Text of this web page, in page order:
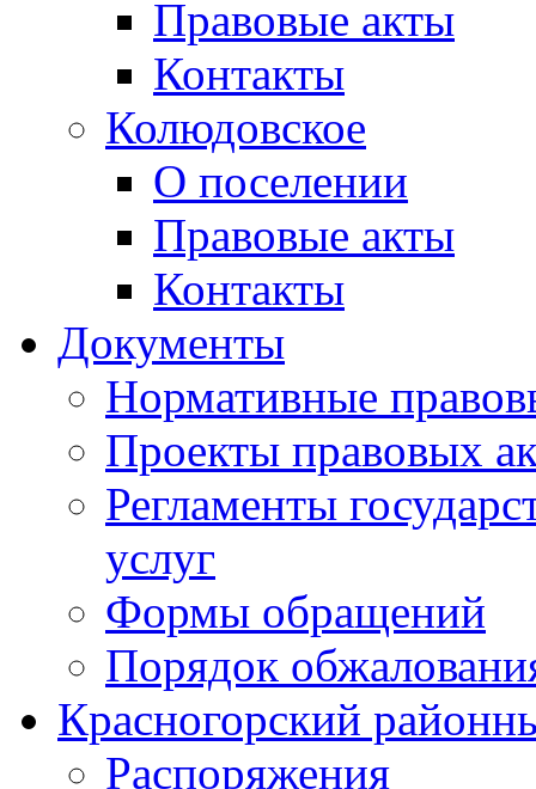
Правовые акты
Контакты
Колюдовское
О поселении
Правовые акты
Контакты
Документы
Нормативные
Проекты правовых
Регламенты
услуг
Формы обращений
Порядок
Красногорский
Распоряжения